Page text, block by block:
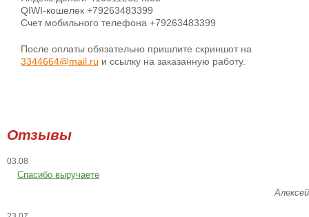
QIWI-кошелек +79263483399
Счет мобильного телефона +79263483399
После оплаты обязательно пришлите скриншот на
3344664@mail.ru и ссылку на заказанную работу.
Отзывы
03.08
Спасибо выручаете
Алексей